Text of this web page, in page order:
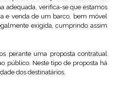
adequada, verifica-se que estamos
e venda de um barco, bem móvel
exigida, cumprindo assim
perante uma proposta contratual
público. Neste tipo de proposta há
dos destinatários.